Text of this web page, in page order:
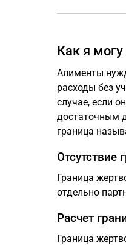
Как я
Алименты
расходы без
случае, если
достаточным
граница
Граница
отдельно
Расчет
Граница